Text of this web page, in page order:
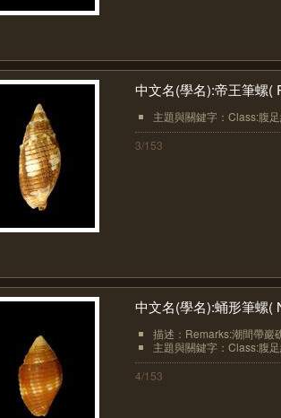
中文名(學名):帝王筆螺(
主題與關鍵字：Class:腹
3/153
中文名(學名):蛹形筆螺(
描述：Remarks:潮間帶巖
主題與關鍵字：Class:腹
4/153